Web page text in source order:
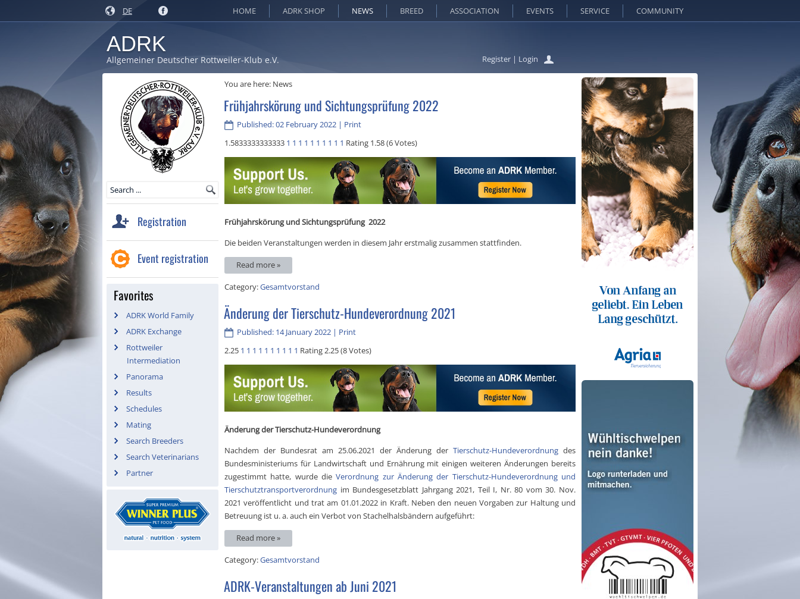
DE
Register | Login
HOME ADRK SHOP NEWS BREED ASSOCIATION EVENTS SERVICE COMMUNITY
ADRK
Allgemeiner Deutscher Rottweiler-Klub e.V.
Registration
Event registration
Favorites
ADRK World Family
ADRK Exchange
Rottweiler
Intermediation
Panorama
Results
Schedules
Mating
Search Breeders
Search Veterinarians
Partner
You are here: News
Frühjahrskörung und Sichtungsprüfung 2022
Published: 02 February 2022 | Print
1.5833333333333 1 1 1 1 1 1 1 1 1 1 Rating 1.58 (6 Votes)
Frühjahrskörung und Sichtungsprüfung 2022
Die beiden Veranstaltungen werden in diesem Jahr erstmalig zusammen stattfinden.
Read more »
Category:Gesamtvorstand
Änderung der Tierschutz-Hundeverordnung 2021
Published: 14 January 2022 | Print
2.25 1 1 1 1 1 1 1 1 1 1 Rating 2.25 (8 Votes)
Änderung der Tierschutz-Hundeverordnung
Nachdem der Bundesrat am 25.06.2021 der Änderung der Tierschutz-Hundeverordnung des
Bundesministeriums für Landwirtschaft und Ernährung mit einigen weiteren Änderungen bereits
zugestimmt hatte, wurde dieVerordnung zur Änderung der Tierschutz-Hundeverordnung und
Tierschutztransportverordnung im Bundesgesetzblatt Jahrgang 2021, Teil I, Nr. 80 vom 30. Nov.
2021 veröffentlicht und trat am 01.01.2022 in Kraft. Neben den neuen Vorgaben zur Haltung und
Betreuung ist u. a. auch ein Verbot von Stachelhalsbändern aufgeführt:
Read more »
Category:Gesamtvorstand
ADRK-Veranstaltungen ab Juni 2021